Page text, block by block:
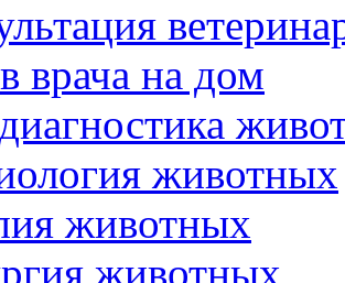
врача на дом
животных
животных
животных